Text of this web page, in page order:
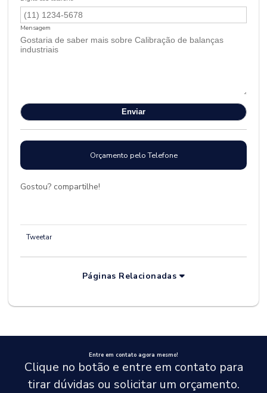
Mensagem
Orçamento pelo Telefone
Gostou? compartilhe!
Tweetar
Páginas Relacionadas
Entre em contato agora mesmo!
Clique no botão e entre em contato para
tirar dúvidas ou solicitar um orçamento.